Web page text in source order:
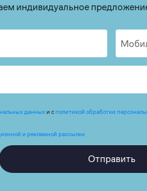
индивидуальное
данныхи сполитикой обработки
и рекламной рассылки
Отправить